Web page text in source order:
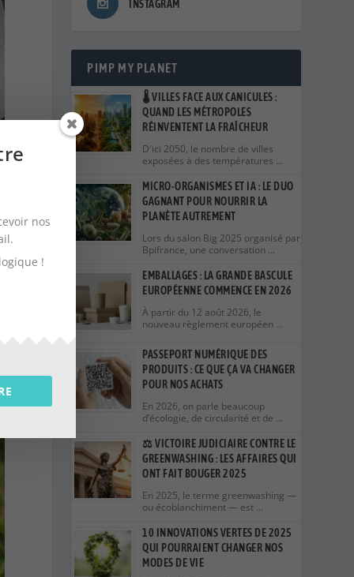
INSTAGRAM
PIMP MY PLANET
🌡️ VILLES FACE AUX CANICULES :
QUAND LES MÉTROPOLES
RÉINVENTENT LA FRAÎCHEUR
D'ici 2050, le nombre de villes
exposées à des températures …
MICRO-ORGANISMES ET IA : LE DUO
GAGNANT POUR NOURRIR LA
PLANÈTE AUTREMENT
Lors du salon Big 2025 organisé par
Bpifrance, une conversation …
EMBALLAGES : LA GRANDE BASCULE
EUROPÉENNE COMMENCE EN 2026
À partir du 12 août 2026, le
nouveau règlement européen …
PASSEPORT NUMÉRIQUE DES
PRODUITS : CE QUE ÇA VA CHANGER
POUR NOS ACHATS
En 2026, on parle beaucoup
d’écologie, de circularité et de …
⚖️ VICTOIRE JUDICIAIRE CONTRE LE
GREENWASHING : LES AFFAIRES QUI
ONT FAIT BOUGER 2025
En 2025, le terme greenwashing —
ou écoblanchiment — est …
10 INNOVATIONS VERTES DE 2025
QUI POURRAIENT CHANGER NOS
MODES DE VIE
nos
!